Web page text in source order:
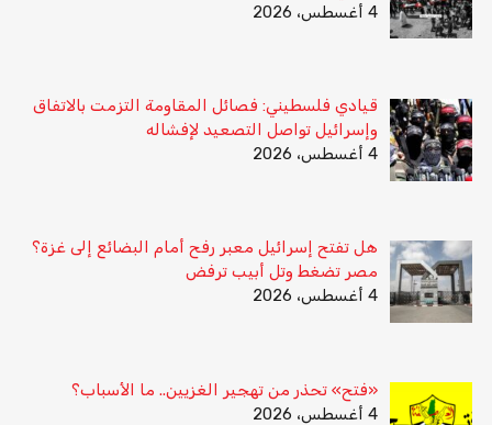
4 أغسطس، 2026
قيادي فلسطيني: فصائل المقاومة التزمت بالاتفاق
وإسرائيل تواصل التصعيد لإفشاله
4 أغسطس، 2026
هل تفتح إسرائيل معبر رفح أمام البضائع إلى غزة؟
مصر تضغط وتل أبيب ترفض
4 أغسطس، 2026
«فتح» تحذر من تهجير الغزيين.. ما الأسباب؟
4 أغسطس، 2026